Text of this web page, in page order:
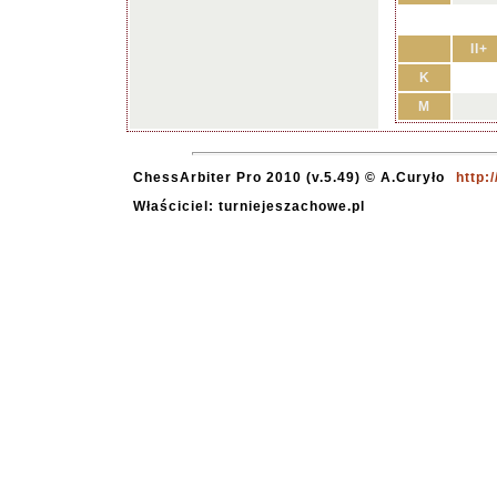
II+
K
M
ChessArbiter Pro 2010 (v.5.49) © A.Curyło
Właściciel: turniejeszachowe.pl